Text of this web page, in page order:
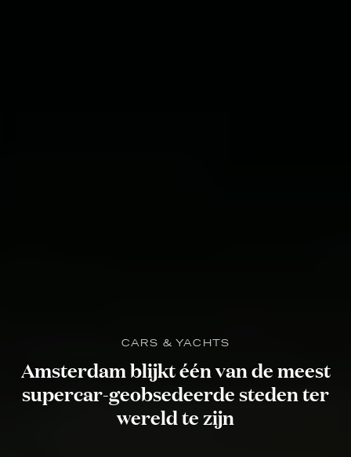
CARS & YACHTS
Amsterdam blijkt één van de meest
supercar-geobsedeerde steden ter
wereld te zijn